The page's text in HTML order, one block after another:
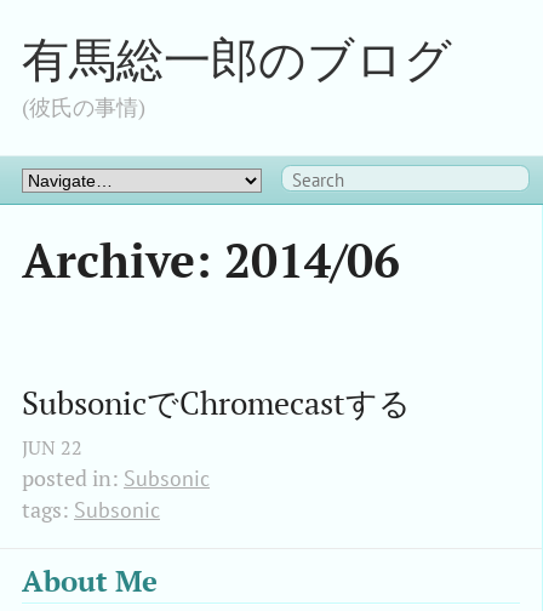
有馬総一郎のブログ
(彼氏の事情)
Archive: 2014/06
SubsonicでChromecastする
JUN 22
posted in: Subsonic
tags: Subsonic
About Me